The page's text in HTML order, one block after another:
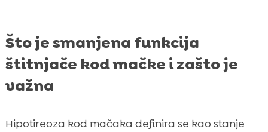
Što je smanjena funkcija
štitnjače kod mačke i zašto je
važna
Hipotireoza kod mačaka definira se kao stanje